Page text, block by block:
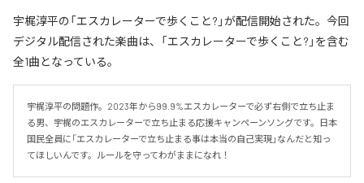
宇梶淳平の「エスカレーターで歩くこと?」が配信開始された。今回
デジタル配信された楽曲は、「エスカレーターで歩くこと?」を含む
全1曲となっている。
宇梶淳平の問題作。2023年から99.9%エスカレーターで必ず右側で立ち止ま
る男、宇梶のエスカレーターで立ち止まる応援キャンペーンソングです。日本
国民全員に「エスカレーターで立ち止まる事は本当の自己実現」なんだと知っ
てほしいんです。ルールを守ってわがままになれ！